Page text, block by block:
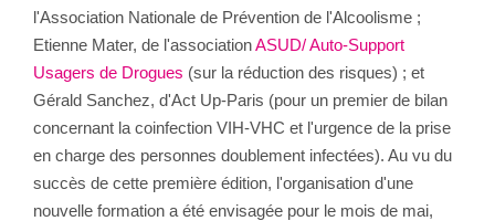
l'Association Nationale de Prévention de l'Alcoolisme ;
Etienne Mater, de l'associationASUD/ Auto-Support
Usagers de Drogues (sur la réduction des risques) ; et
Gérald Sanchez, d'Act Up-Paris (pour un premier de bilan
concernant la coinfection VIH-VHC et l'urgence de la prise
en charge des personnes doublement infectées). Au vu du
succès de cette première édition, l'organisation d'une
nouvelle formation a été envisagée pour le mois de mai,